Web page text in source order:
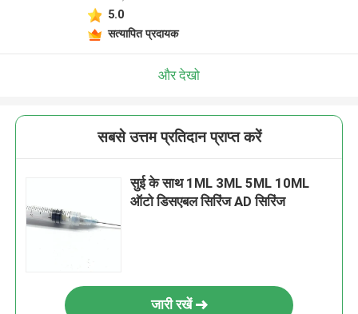
5.0
सत्यापित प्रदायक
और देखो
सबसे उत्तम प्रतिदान प्राप्त करें
सुई के साथ 1ML 3ML 5ML 10ML
ऑटो डिसएबल सिरिंज AD सिरिंज
जारी रखें